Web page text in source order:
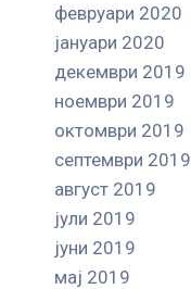
февруари 2020
јануари 2020
декември 2019
ноември 2019
октомври 2019
септември 2019
август 2019
јули 2019
јуни 2019
мај 2019